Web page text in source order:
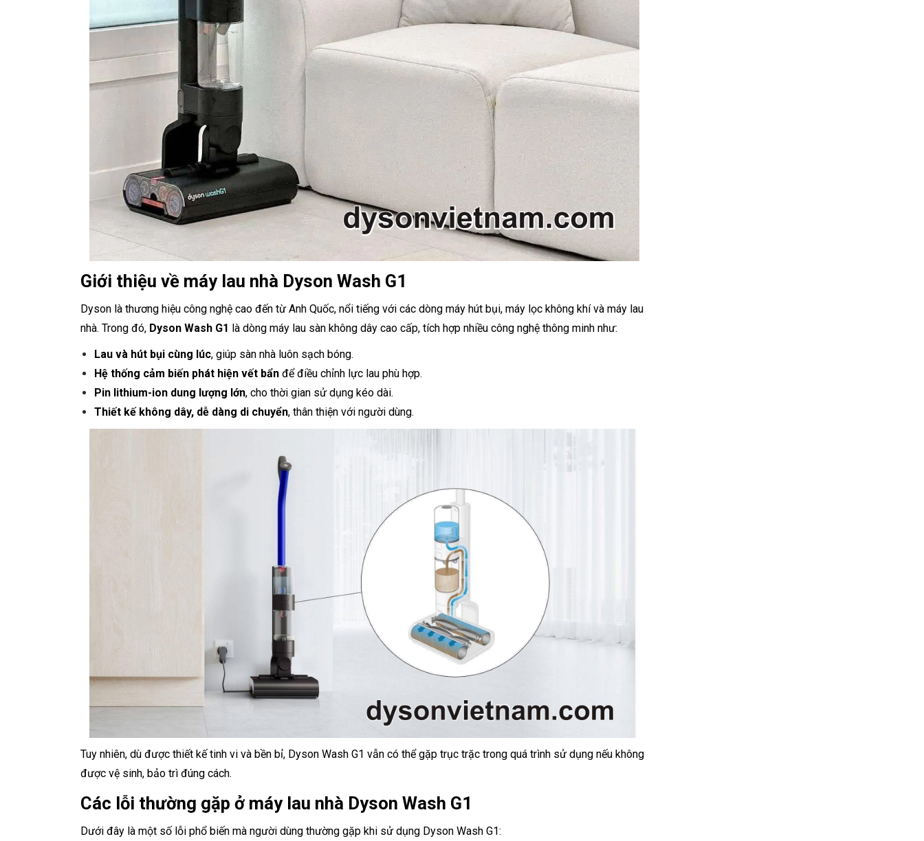
Giới thiệu về máy lau nhà Dyson Wash G1
Dyson là thương hiệu công nghệ cao đến từ Anh Quốc, nổi tiếng với các dòng máy hút bụi, máy lọc không khí và máy lau
nhà. Trong đó, Dyson Wash G1 là dòng máy lau sàn không dây cao cấp, tích hợp nhiều công nghệ thông minh như:
Lau và hút bụi cùng lúc, giúp sàn nhà luôn sạch bóng.
Hệ thống cảm biến phát hiện vết bẩn để điều chỉnh lực lau phù hợp.
Pin lithium-ion dung lượng lớn, cho thời gian sử dụng kéo dài.
Thiết kế không dây, dễ dàng di chuyển, thân thiện với người dùng.
Tuy nhiên, dù được thiết kế tinh vi và bền bỉ, Dyson Wash G1 vẫn có thể gặp trục trặc trong quá trình sử dụng nếu không
được vệ sinh, bảo trì đúng cách.
Các lỗi thường gặp ở máy lau nhà Dyson Wash G1
Dưới đây là một số lỗi phổ biến mà người dùng thường gặp khi sử dụng Dyson Wash G1: